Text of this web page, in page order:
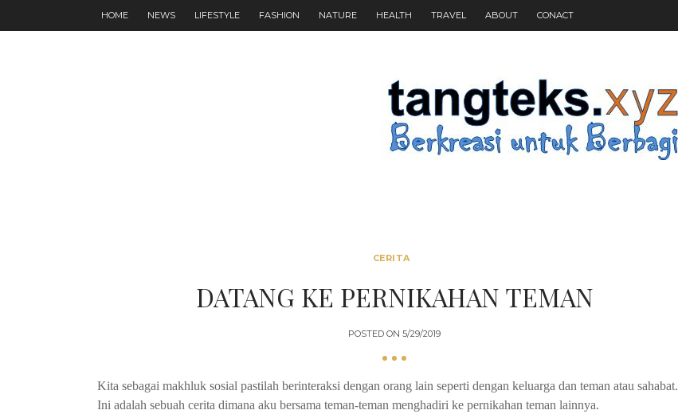
HOME NEWS LIFESTYLE FASHION NATURE HEALTH TRAVEL ABOUT CONACT
CERITA
DATANG KE PERNIKAHAN TEMAN
POSTED ON 5/29/2019
Kita sebagai makhluk sosial pastilah berinteraksi dengan orang lain seperti dengan keluarga dan teman atau sahabat.
Ini adalah sebuah cerita dimana aku bersama teman-teman menghadiri ke pernikahan teman lainnya.